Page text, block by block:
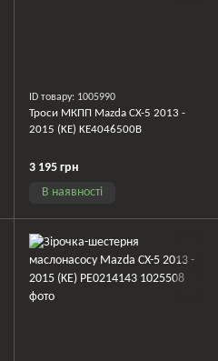
ID товару: 1005990
Троси МКПП Mazda CX-5 2013 -
2015 (KE) KE4046500B
3 195 грн
В наявності